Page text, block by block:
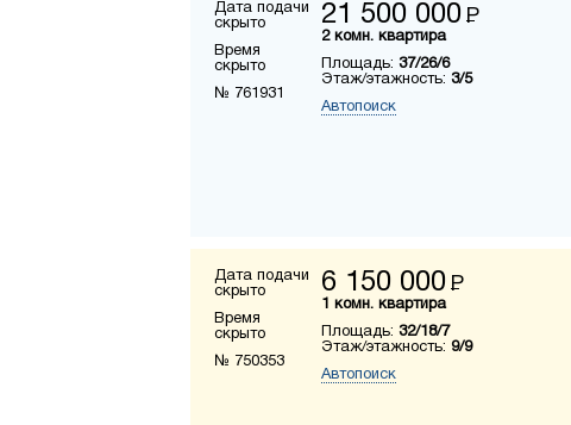
Дата подачи
скрыто
Время
скрыто
№ 761931
21 500 000 Р
2 комн. квартира
Площадь: 37/26/6
Этаж/этажность: 3/5
Автопоиск
Дата подачи
скрыто
Время
скрыто
№ 750353
6 150 000 Р
1 комн. квартира
Площадь: 32/18/7
Этаж/этажность: 9/9
Автопоиск